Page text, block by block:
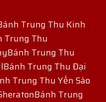
Trung Thu Kinh
Trung Thu
Bánh Trung Thu
Bánh Trung Thu Đại
Trung Thu Yến Sào
Bánh Trung